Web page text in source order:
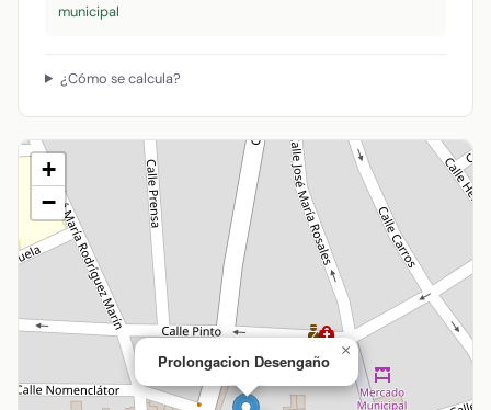
municipal
¿Cómo se calcula?
Prolongacion Desengaño
×
+
−